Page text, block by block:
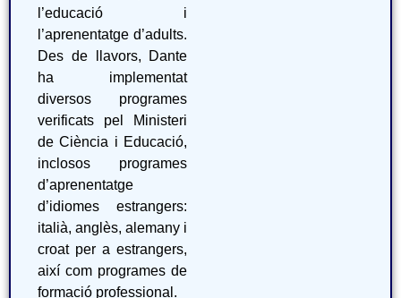
l’educació i
l’aprenentatge d’adults.
Des de llavors, Dante
ha implementat
diversos programes
verificats pel Ministeri
de Ciència i Educació,
inclosos programes
d’aprenentatge
d’idiomes estrangers:
italià, anglès, alemany i
croat per a estrangers,
així com programes de
formació professional.